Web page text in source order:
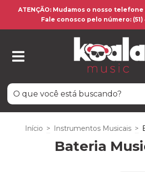
ATENÇÃO: Mudamos o nosso
Fale conosco pelo número: (51)
Início > Instrumentos Musicais >
Bateria